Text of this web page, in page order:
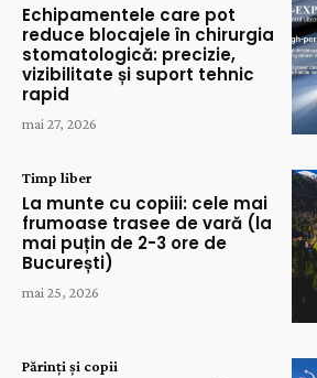
Echipamentele care pot
reduce blocajele în chirurgia
stomatologică: precizie,
vizibilitate și suport tehnic
rapid
mai 27, 2026
Timp liber
La munte cu copiii: cele mai
frumoase trasee de vară (la
mai puțin de 2-3 ore de
București)
mai 25, 2026
Părinți și copii